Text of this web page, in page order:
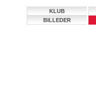
KLUB
BILLEDER